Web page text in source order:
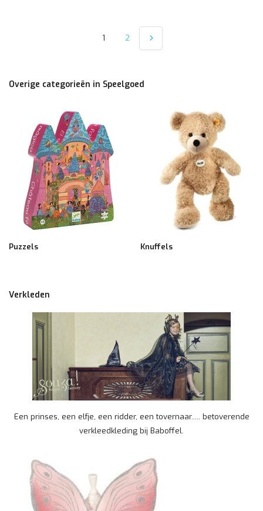
1 2
Overige categorieën in Speelgoed
Puzzels Knuffels
Verkleden
Een prinses, een elfje, een ridder, een tovernaar..... betoverende
verkleedkleding bij Baboffel.